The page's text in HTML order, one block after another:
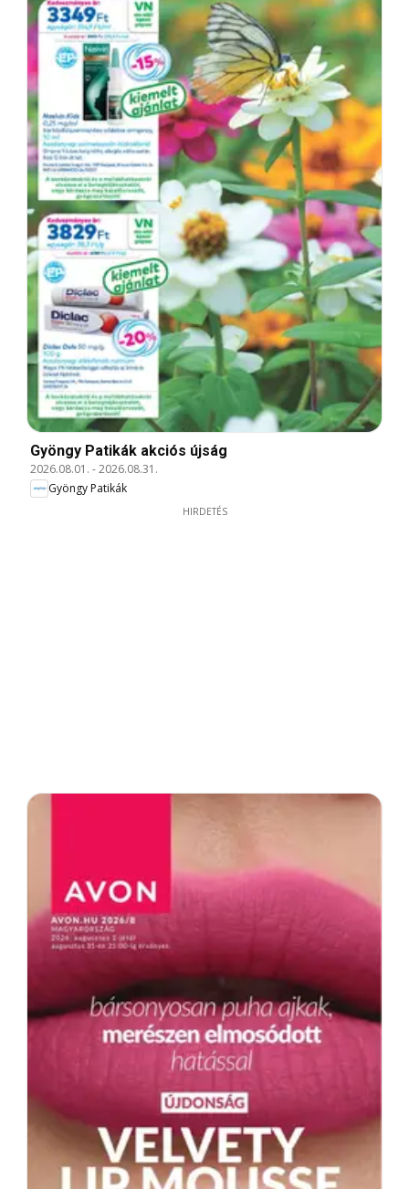
Gyöngy Patikák akciós újság
2026.08.01. -2026.08.31.
Gyöngy Patikák
HIRDETÉS